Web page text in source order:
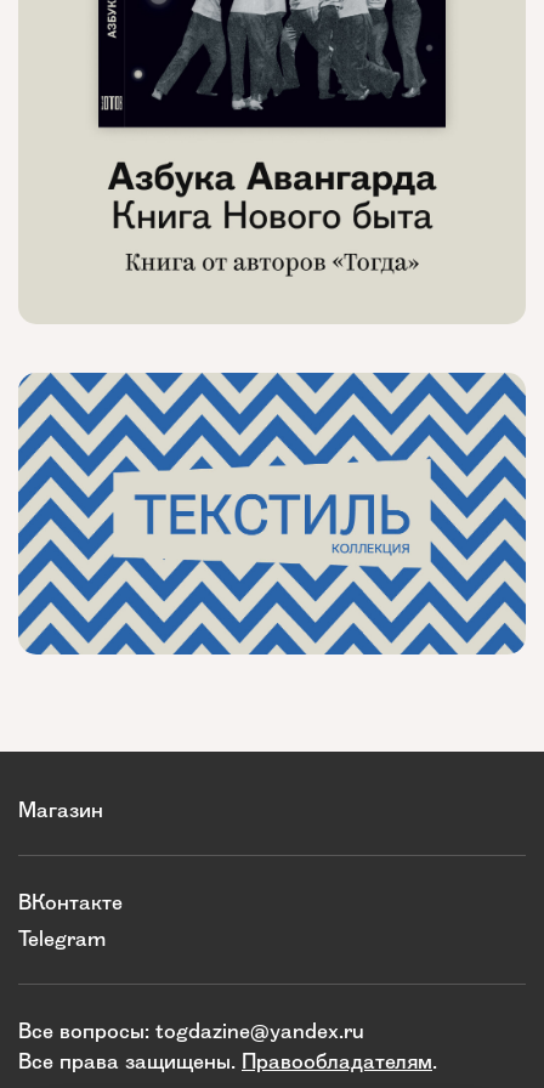
Магазин
ВКонтакте
Telegram
Все вопросы: togdazine@yandex.ru
Все права защищены. Правообладателям.